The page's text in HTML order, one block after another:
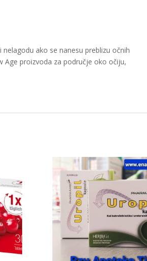
ako se nanesu preblizu očnih
Age proizvoda za područje oko očiju,